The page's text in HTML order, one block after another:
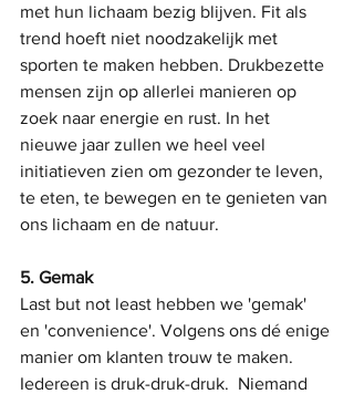
met hun lichaam bezig blijven. Fit als
trend hoeft niet noodzakelijk met
sporten te maken hebben. Drukbezette
mensen zijn op allerlei manieren op
zoek naar energie en rust. In het
nieuwe jaar zullen we heel veel
initiatieven zien om gezonder te leven,
te eten, te bewegen en te genieten van
ons lichaam en de natuur.
5. Gemak
Last but not least hebben we 'gemak'
en 'convenience'. Volgens ons dé enige
manier om klanten trouw te maken.
Iedereen is druk-druk-druk.  Niemand